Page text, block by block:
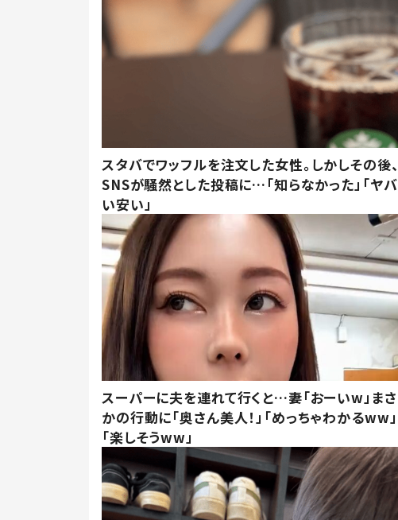
スタバでワッフルを注文した女性。しかしその後、
SNSが騒然とした投稿に…「知らなかった」「ヤバ
い安い」
スーパーに夫を連れて行くと…妻「おーいw」まさ
かの行動に「奥さん美人！」「めっちゃわかるww」
「楽しそうww」